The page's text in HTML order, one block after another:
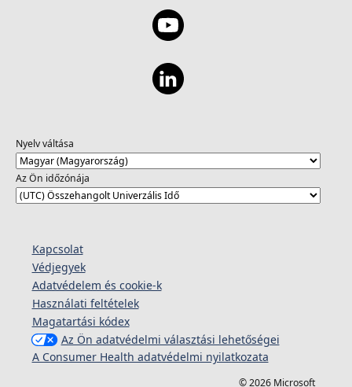
Nyelv váltása
Az Ön időzónája
Kapcsolat
Védjegyek
Adatvédelem és cookie-k
Használati feltételek
Magatartási kódex
Az Ön adatvédelmi választási lehetőségei
A Consumer Health adatvédelmi nyilatkozata
© 2026 Microsoft